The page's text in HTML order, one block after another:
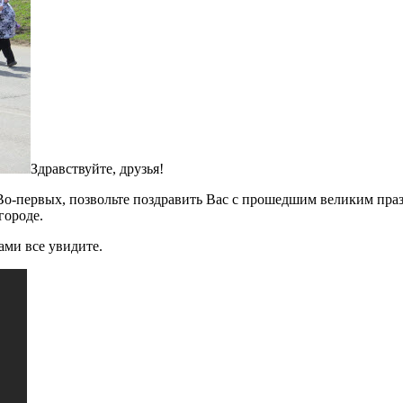
Здравствуйте, друзья!
первых, позвольте поздравить Вас с прошедшим великим
все увидите.